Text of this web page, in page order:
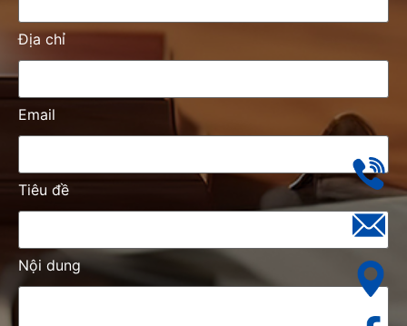
Địa chỉ
Email
Tiêu đề
Nội dung